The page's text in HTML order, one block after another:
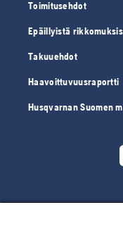
Toimitusehdot
Epäillyistä
Takuuehdot
Haavoittuvuusraportti
Husqvarnan Suomen